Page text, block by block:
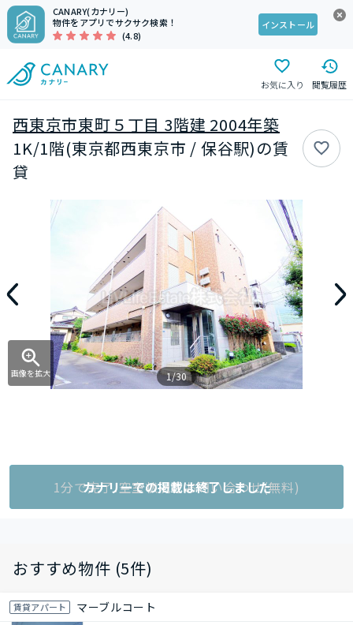
CANARY(カナリー)
物件をアプリでサクサク検索！
(4.8)
インストール
お気に入り 閲覧履歴
西東京市東町５丁目 3階建 2004年築
1K/1階(東京都西東京市 / 保谷駅)の賃
貸
画像を拡大 1/30
1分で完了!空室状況をお問い合わせ(無料)
カナリーでの掲載は終了しました
おすすめ物件 (5件)
賃貸アパート マーブルコート